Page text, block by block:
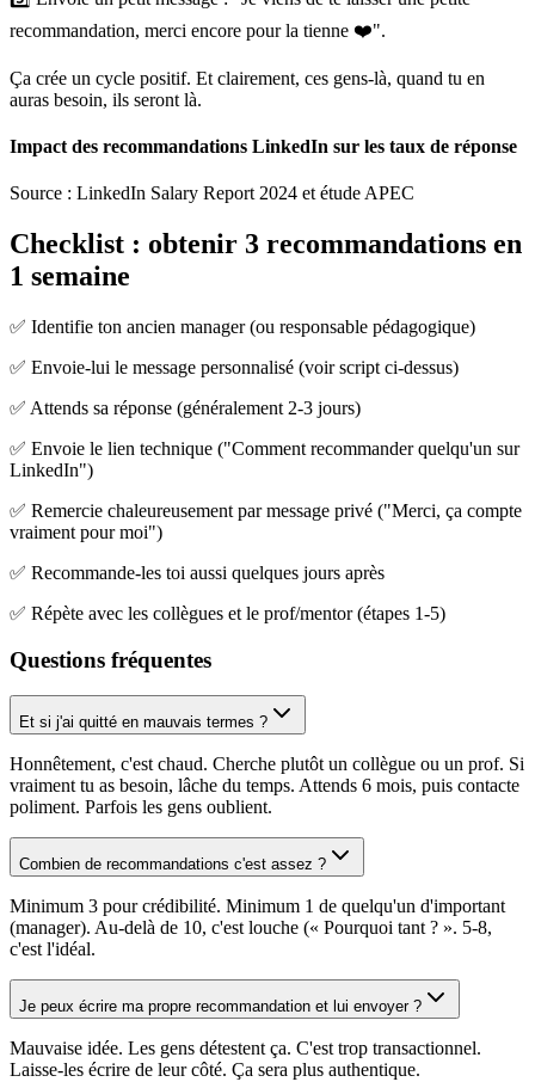
recommandation, merci encore pour la tienne ❤️".
Ça crée un cycle positif. Et clairement, ces gens-là, quand tu en
auras besoin, ils seront là.
Impact des recommandations LinkedIn sur les taux de réponse
Source : LinkedIn Salary Report 2024 et étude APEC
Checklist : obtenir 3 recommandations en
1 semaine
✅ Identifie ton ancien manager (ou responsable pédagogique)
✅ Envoie-lui le message personnalisé (voir script ci-dessus)
✅ Attends sa réponse (généralement 2-3 jours)
✅ Envoie le lien technique ("Comment recommander quelqu'un sur
LinkedIn")
✅ Remercie chaleureusement par message privé ("Merci, ça compte
vraiment pour moi")
✅ Recommande-les toi aussi quelques jours après
✅ Répète avec les collègues et le prof/mentor (étapes 1-5)
Questions fréquentes
Et si j'ai quitté en mauvais termes ?
Honnêtement, c'est chaud. Cherche plutôt un collègue ou un prof. Si
vraiment tu as besoin, lâche du temps. Attends 6 mois, puis contacte
poliment. Parfois les gens oublient.
Combien de recommandations c'est assez ?
Minimum 3 pour crédibilité. Minimum 1 de quelqu'un d'important
(manager). Au-delà de 10, c'est louche (« Pourquoi tant ? ». 5-8,
c'est l'idéal.
Je peux écrire ma propre recommandation et lui envoyer ?
Mauvaise idée. Les gens détestent ça. C'est trop transactionnel.
Laisse-les écrire de leur côté. Ça sera plus authentique.